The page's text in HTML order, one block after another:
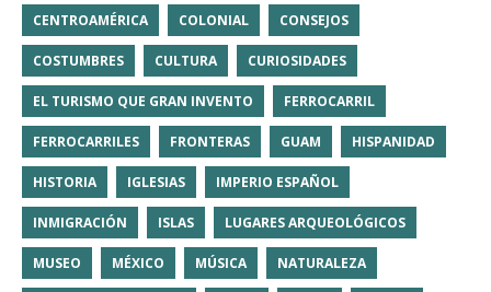
CENTROAMÉRICA COLONIAL CONSEJOS
COSTUMBRES CULTURA CURIOSIDADES
EL TURISMO QUE GRAN INVENTO FERROCARRIL
FERROCARRILES FRONTERAS GUAM HISPANIDAD
HISTORIA IGLESIAS IMPERIO ESPAÑOL
INMIGRACIÓN ISLAS LUGARES ARQUEOLÓGICOS
MUSEO MÉXICO MÚSICA NATURALEZA